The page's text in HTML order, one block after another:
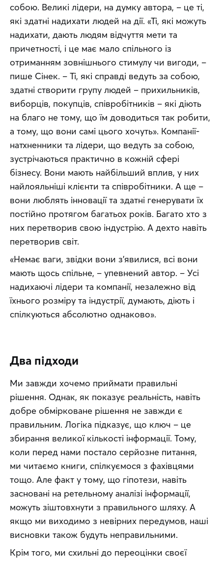
собою. Великі лідери, на думку автора, – це ті,
які здатні надихати людей на дії. «Ті, які можуть
надихати, дають людям відчуття мети та
причетності, і це має мало спільного із
отриманням зовнішнього стимулу чи вигоди, –
пише Сінек. – Ті, які справді ведуть за собою,
здатні створити групу людей – прихильників,
виборців, покупців, співробітників – які діють
на благо не тому, що їм доводиться так робити,
а тому, що вони самі цього хочуть». Компанії-
натхненники та лідери, що ведуть за собою,
зустрічаються практично в кожній сфері
бізнесу. Вони мають найбільший вплив, у них
найлояльніші клієнти та співробітники. А ще –
вони люблять інновації та здатні генерувати їх
постійно протягом багатьох років. Багато хто з
них перетворив свою індустрію. А дехто навіть
перетворив світ.
«Немає ваги, звідки вони з’явилися, всі вони
мають щось спільне, – упевнений автор. – Усі
надихаючі лідери та компанії, незалежно від
їхнього розміру та індустрії, думають, діють і
спілкуються абсолютно однаково».
Два підходи
Ми завжди хочемо приймати правильні
рішення. Однак, як показує реальність, навіть
добре обмірковане рішення не завжди є
правильним. Логіка підказує, що ключ – це
збирання великої кількості інформації. Тому,
коли перед нами постало серйозне питання,
ми читаємо книги, спілкуємося з фахівцями
тощо. Але факт у тому, що гіпотези, навіть
засновані на ретельному аналізі інформації,
можуть зіштовхнути з правильного шляху. А
якщо ми виходимо з невірних передумов, наші
висновки також будуть неправильними.
Крім того, ми схильні до переоцінки своєї